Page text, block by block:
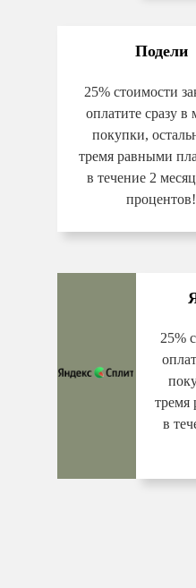
Подели
25% стоимости
оплатите сразу в
покупки,
тремя равными
в течение 2
процентов!
25%
тремя
в